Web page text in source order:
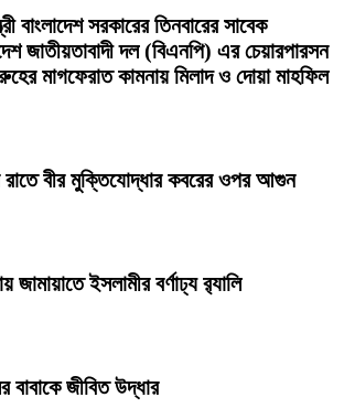
বাংলাদেশ সরকারের তিনবারের সাবেক
জাতীয়তাবাদী দল (বিএনপি) এর চেয়ারপারসন
মাগফেরাত কামনায় মিলাদ ও দোয়া মাহফিল
বীর মুক্তিযোদ্ধার কবরের ওপর আগুন
জামায়াতে ইসলামীর বর্ণাঢ্য র‍্যালি
বাবাকে জীবিত উদ্ধার